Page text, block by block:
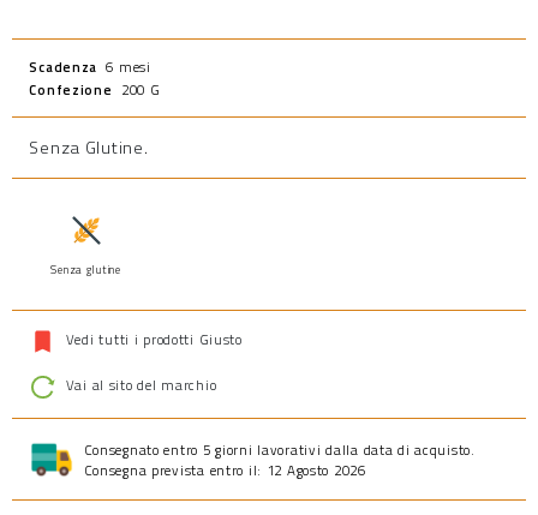
Scadenza 6 mesi
Confezione 200 G
Senza Glutine.
Senza glutine
Vedi tutti i prodotti Giusto
Vai al sito del marchio
Consegnato entro 5 giorni lavorativi dalla data di acquisto.
Consegna prevista entro il: 12 Agosto 2026